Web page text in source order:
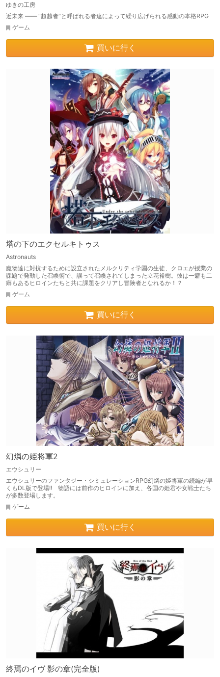
ゆきの工房
近未来 ―― "超越者"と呼ばれる者達によって繰り広げられる感動の本格RPG
ゲーム
買いに行く
塔の下のエクセルキトゥス
Astronauts
魔物達に対抗するために設立されたメルクリティ学園の生徒、クロエが授業の
課題で発動した召喚術で、誤って召喚されてしまった立花裕樹。彼は一癖も二
癖もあるヒロインたちと共に課題をクリアし冒険者となれるか！？
ゲーム
買いに行く
幻燐の姫将軍2
エウシュリー
エウシュリーのファンタジー・シミュレーションRPG幻燐の姫将軍の続編が早
くもDL版で登場!! 物語には前作のヒロインに加え、各国の姫君や女戦士たち
が多数登場します。
ゲーム
買いに行く
終焉のイヴ 影の章(完全版)